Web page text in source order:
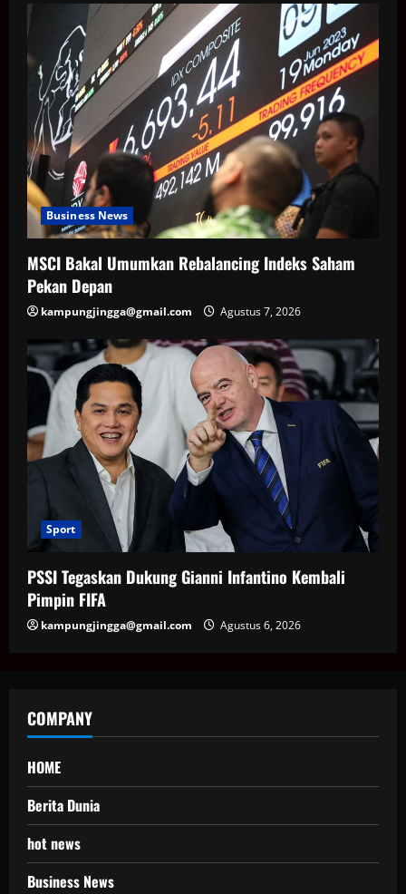
Business News
MSCI Bakal Umumkan Rebalancing Indeks Saham
Pekan Depan
kampungjingga@gmail.com Agustus 7, 2026
Sport
PSSI Tegaskan Dukung Gianni Infantino Kembali
Pimpin FIFA
kampungjingga@gmail.com Agustus 6, 2026
COMPANY
HOME
Berita Dunia
hot news
Business News